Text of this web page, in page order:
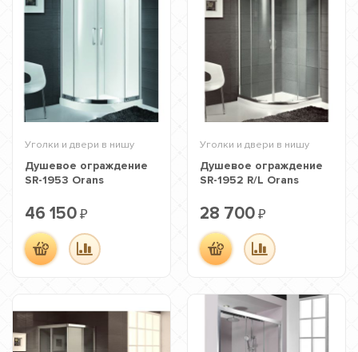
Уголки и двери в нишу
Душевое ограждение
SR-1953 Orans
46 150 ₽
Уголки и двери в нишу
Душевое ограждение
SR-1952 R/L Orans
28 700 ₽